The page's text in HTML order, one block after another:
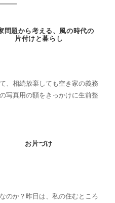
問題から考える、風の時代の
片付けと暮らし
、相続放棄しても空き家の義務
写真用の額をきっかけに生前整
お片づけ
のか？昨日は、私の住むところ